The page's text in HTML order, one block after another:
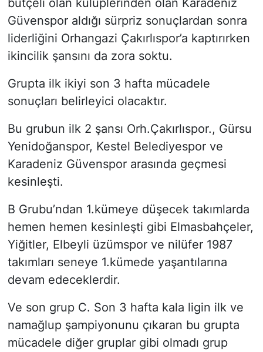
Güvenspor aldığı sürpriz sonuçlardan sonra
liderliğini Orhangazi Çakırlıspor’a kaptırırken
ikincilik şansını da zora soktu.
Grupta ilk ikiyi son 3 hafta mücadele
sonuçları belirleyici olacaktır.
Bu grubun ilk 2 şansı Orh.Çakırlıspor., Gürsu
Yenidoğanspor, Kestel Belediyespor ve
Karadeniz Güvenspor arasında geçmesi
kesinleşti.
B Grubu’ndan 1.kümeye düşecek takımlarda
hemen hemen kesinleşti gibi Elmasbahçeler,
Yiğitler, Elbeyli üzümspor ve nilüfer 1987
takımları seneye 1.kümede yaşantılarına
devam edeceklerdir.
Ve son grup C. Son 3 hafta kala ligin ilk ve
namağlup şampiyonunu çıkaran bu grupta
mücadele diğer gruplar gibi olmadı grup